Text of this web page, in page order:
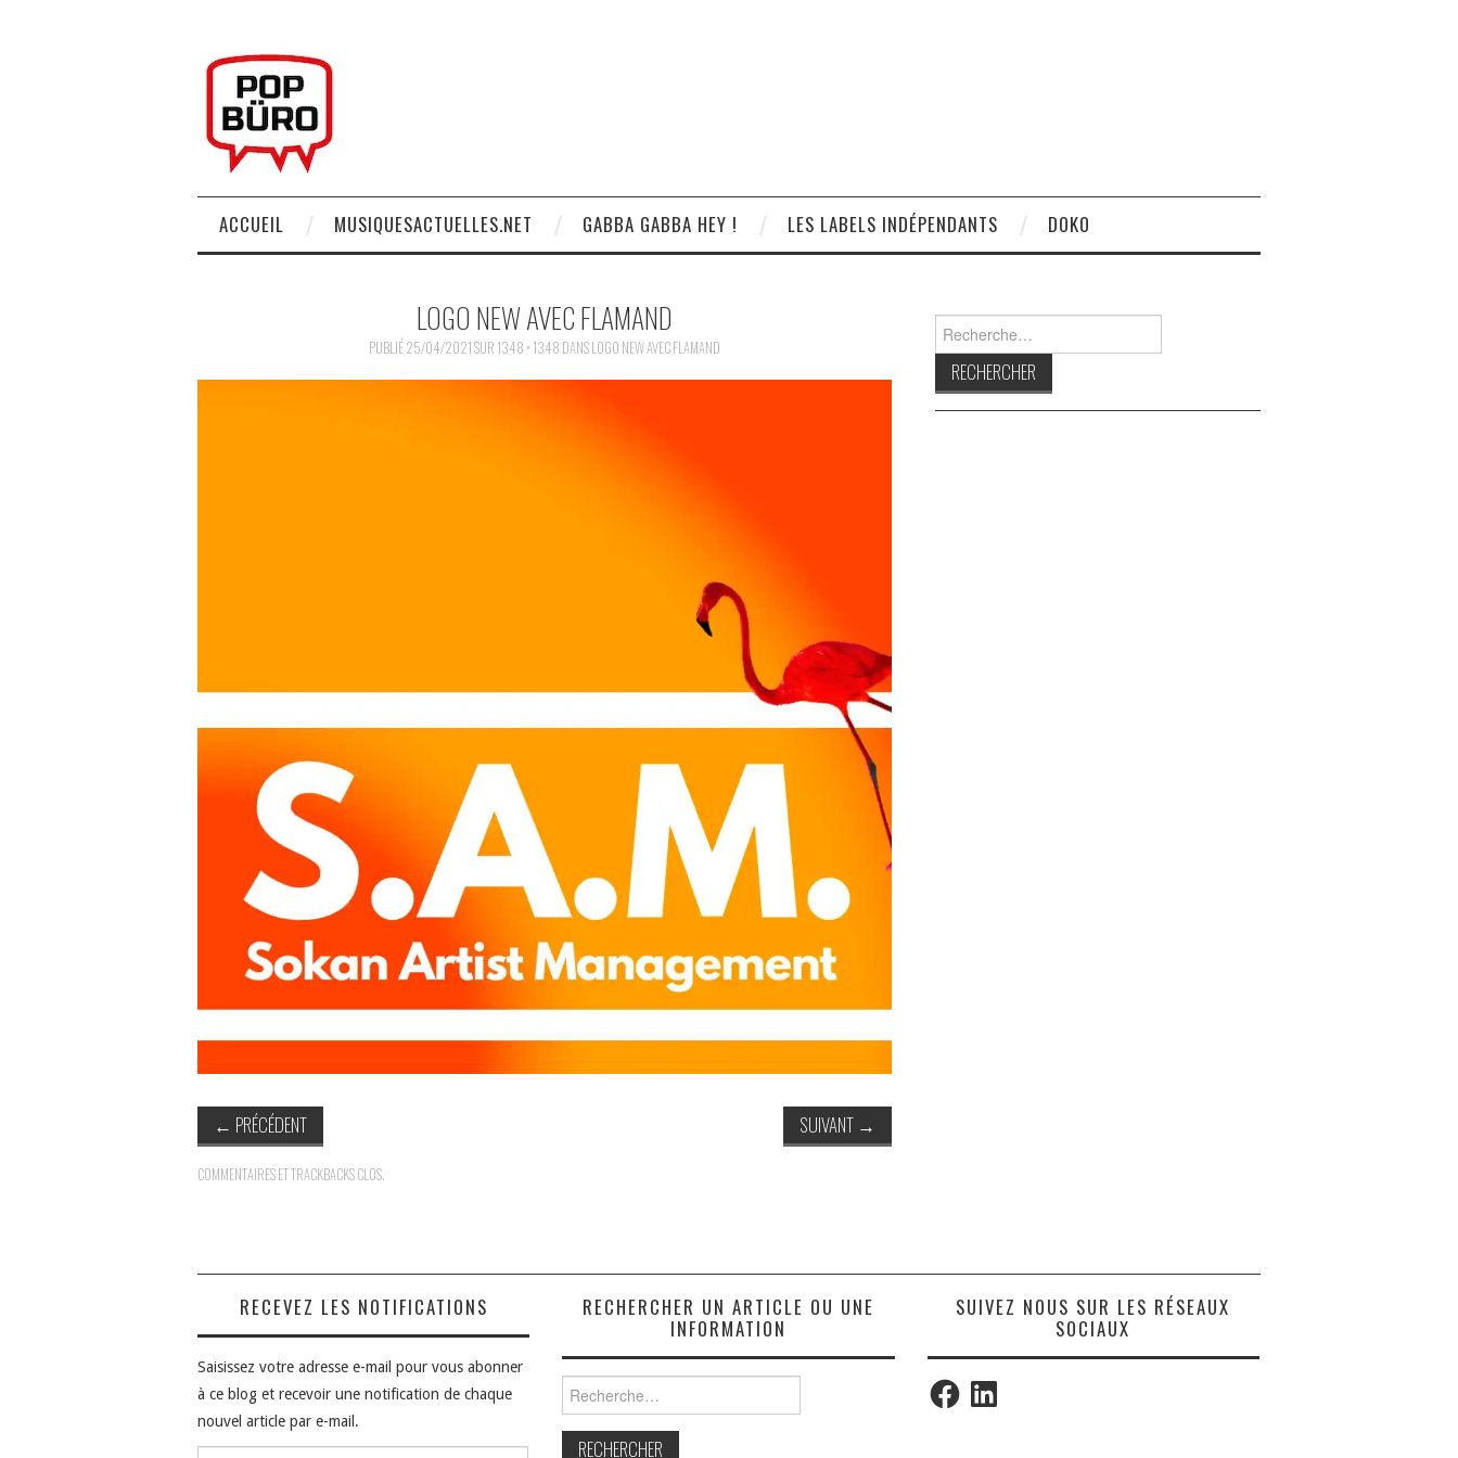
ACCUEIL MUSIQUESACTUELLES.NET GABBA GABBA HEY ! LES LABELS INDÉPENDANTS DOKO
LOGO NEW AVEC FLAMAND
PUBLIÉ25/04/2021SUR 1348 × 1348 DANSLOGO NEW AVEC FLAMAND
← PRÉCÉDENT SUIVANT →
COMMENTAIRES ET TRACKBACKS CLOS.
RECEVEZ LES NOTIFICATIONS
Saisissez votre adresse e-mail pour vous abonner
à ce blog et recevoir une notification de chaque
nouvel article par e-mail.
RECHERCHER UN ARTICLE OU UNE
INFORMATION
SUIVEZ NOUS SUR LES RÉSEAUX
SOCIAUX
FacebookLinkedIn